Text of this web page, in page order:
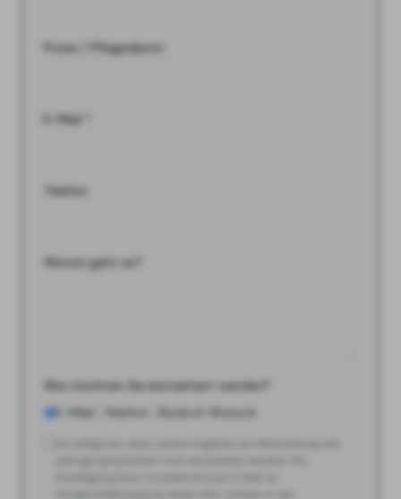
Praxis / Pflegedienst
E-Mail *
Telefon
Worum geht es?
Wie möchten Sie kontaktiert werden?
E-Mail
Telefon Rückruf-Wunsch